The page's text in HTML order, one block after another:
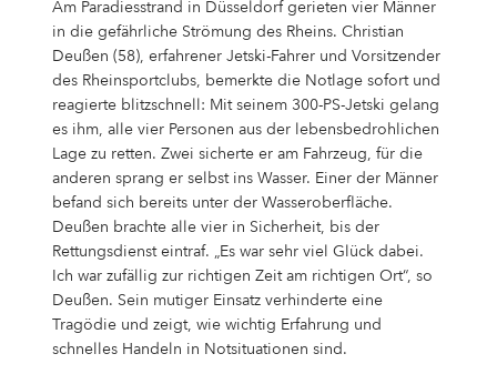
Am Paradiesstrand in Düsseldorf gerieten vier Männer
in die gefährliche Strömung des Rheins. Christian
Deußen (58), erfahrener Jetski-Fahrer und Vorsitzender
des Rheinsportclubs, bemerkte die Notlage sofort und
reagierte blitzschnell: Mit seinem 300-PS-Jetski gelang
es ihm, alle vier Personen aus der lebensbedrohlichen
Lage zu retten. Zwei sicherte er am Fahrzeug, für die
anderen sprang er selbst ins Wasser. Einer der Männer
befand sich bereits unter der Wasseroberfläche.
Deußen brachte alle vier in Sicherheit, bis der
Rettungsdienst eintraf. „Es war sehr viel Glück dabei.
Ich war zufällig zur richtigen Zeit am richtigen Ort“, so
Deußen. Sein mutiger Einsatz verhinderte eine
Tragödie und zeigt, wie wichtig Erfahrung und
schnelles Handeln in Notsituationen sind.